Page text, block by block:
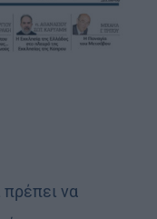
πρέπει να